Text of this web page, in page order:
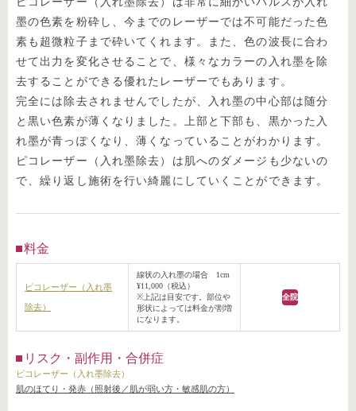
墨の色素を粉砕し、今までのレーザーでは不可能だった色
素も超微粒子まで砕いてくれます。また、色の波長に合わ
せて出力を変化させることで、様々なカラーの入れ墨を除
去することができる優れたレーザーでもあります。
完全には除去されませんでしたが、入れ墨の中心部は随分
と黒い色素が薄くなりました。上部と下部も、黒かった入
れ墨が青っぽくなり、薄くなっていることがわかります。
ピコレーザー（入れ墨除去）は肌へのダメージも少ないの
で、繰り返し施術を行い綺麗にしていくことができます。
料金
ピコレーザー（入れ墨
除去）
線状の入れ墨の場合 1cm
¥11,000（税込）
※上記は目安です。部位や
形状によっては料金が割増
になります。
全院
リスク・副作用・合併症
ピコレーザー（入れ墨除去）
肌のほてり・発赤（照射後／肌が弱い方・敏感肌の方）